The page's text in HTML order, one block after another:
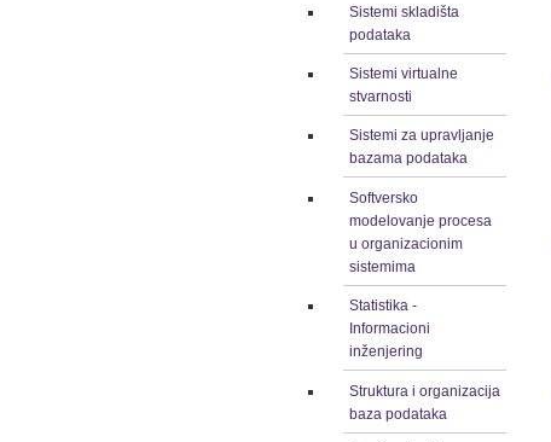
Sistemi skladišta
podataka
Sistemi virtualne
stvarnosti
Sistemi za upravljanje
bazama podataka
Softversko
modelovanje procesa
u organizacionim
sistemima
Statistika -
Informacioni
inženjering
Struktura i organizacija
baza podataka